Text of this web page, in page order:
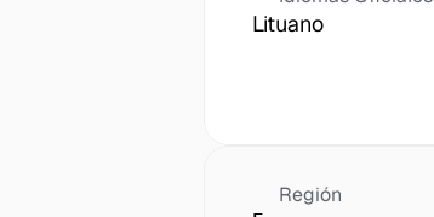
Lituano
Región